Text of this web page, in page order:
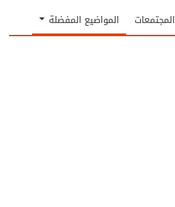
المجتمعات المواضيع المفضلة